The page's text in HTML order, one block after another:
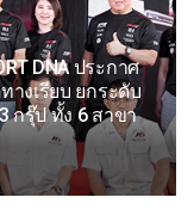
DNA ประกาศ
างเรียบ ยกระดับ
กรุ๊ป ทั้ง 6 สาขา